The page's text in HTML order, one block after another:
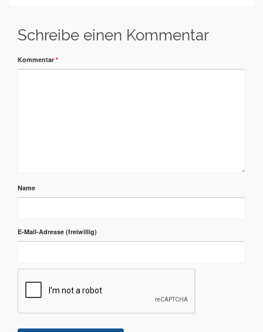
Schreibe einen Kommentar
Kommentar *
Name
E-Mail-Adresse